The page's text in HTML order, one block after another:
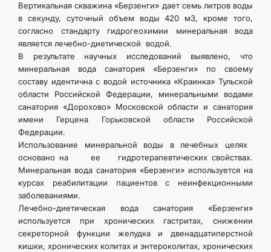
Вертикальная скважина «Берзенги» дает семь литров воды
в секунду, суточный объем воды 420 м3, кроме того,
согласно стандарту гидрогеохимии минеральная вода
является лечебно-диетической водой.
В результате научных исследований выявлено, что
минеральная вода санатория «Берзенги» по своему
составу идентична с водой источника «Краинка» Тульской
области Российской Федерации, минеральными водами
санатория «Дорохово» Московской области и санатория
имени Герцена Горьковской области Российской
Федерации.
Использование минеральной воды в лечебных целях
основано на ее гидротерапевтических свойствах.
Минеральная вода санатория «Берзенги» используется на
курсах реабилитации пациентов с неинфекционными
заболеваниями.
Лечебно-диетическая вода санатория «Берзенги»
используется при хронических гастритах, снижении
секреторной функции желудка и двенадцатиперстной
кишки, хронических колитах и энтероколитах, хронических